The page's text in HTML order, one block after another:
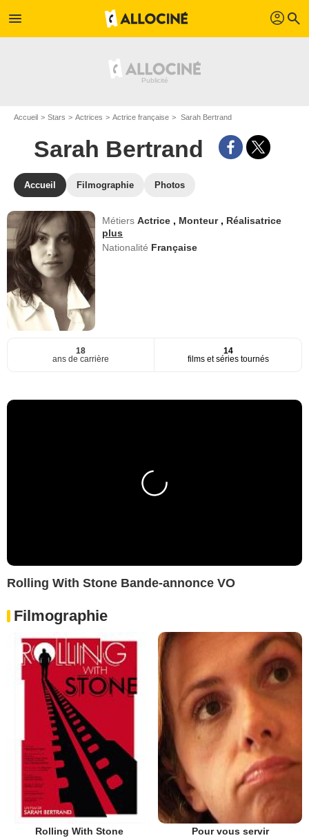
menu profil search
Accueil Stars Actrices Actrice française Sarah Bertrand
Sarah Bertrand
Accueil Filmographie Photos
MétiersActrice , Monteur , Réalisatrice
plus
Nationalité Française
18
ans de carrière
14
films et séries tournés
Rolling With Stone Bande-annonce VO
Filmographie
Rolling With Stone Pour vous servir